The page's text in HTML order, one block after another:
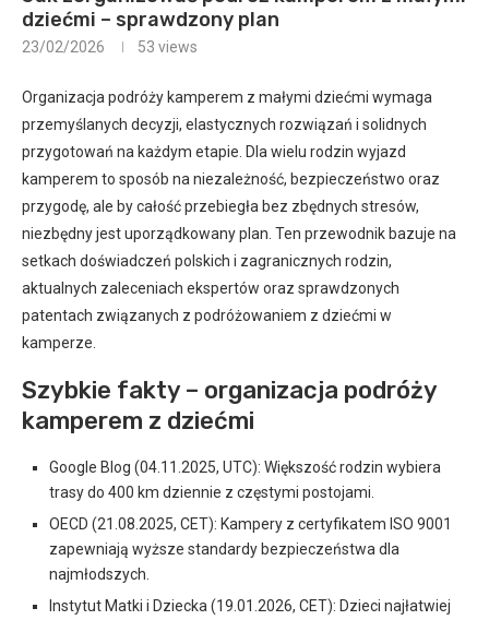
dziećmi – sprawdzony plan
23/02/2026 53 views
Organizacja podróży kamperem z małymi dziećmi wymaga
przemyślanych decyzji, elastycznych rozwiązań i solidnych
przygotowań na każdym etapie. Dla wielu rodzin wyjazd
kamperem to sposób na niezależność, bezpieczeństwo oraz
przygodę, ale by całość przebiegła bez zbędnych stresów,
niezbędny jest uporządkowany plan. Ten przewodnik bazuje na
setkach doświadczeń polskich i zagranicznych rodzin,
aktualnych zaleceniach ekspertów oraz sprawdzonych
patentach związanych z podróżowaniem z dziećmi w
kamperze.
Szybkie fakty – organizacja podróży
kamperem z dziećmi
Google Blog (04.11.2025, UTC): Większość rodzin wybiera
trasy do 400 km dziennie z częstymi postojami.
OECD (21.08.2025, CET): Kampery z certyfikatem ISO 9001
zapewniają wyższe standardy bezpieczeństwa dla
najmłodszych.
Instytut Matki i Dziecka (19.01.2026, CET): Dzieci najłatwiej